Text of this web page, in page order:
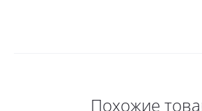
Похожие